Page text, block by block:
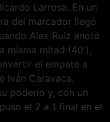
Larrosa. En un
del marcador llegó
Alex Ruiz anotó
misma mitad (40′),
el empate a
Iván Caravaca.
poderío y, con un
el 2 a 1 final en el